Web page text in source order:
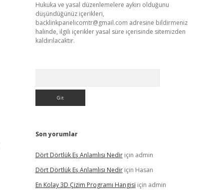
Hukuka ve yasal düzenlemelere aykırı olduğunu
düşündüğünüz içerikleri,
backlinkpanelicomtr@gmail.com adresine bildirmeniz
halinde, ilgili içerikler yasal süre içerisinde sitemizden
kaldırılacaktır.
Son yorumlar
Dört Dörtlük Eş Anlamlısı Nediriçin admin
Dört Dörtlük Eş Anlamlısı Nediriçin Hasan
En Kolay 3D Çizim Programı Hangisi için admin